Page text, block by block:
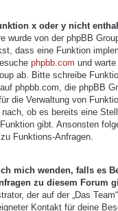
x oder y nicht
wurde von der phpBB
dass eine Funktion
phpbb.com und
ab. Bitte schreibe
phpbb.com, die phpBB
die Verwaltung von
nach, ob es bereits eine
gibt. Ansonsten
Funktions-Anfragen.
mich wenden, falls es
zu diesem Forum
der auf der „Das
Kontakt für deine